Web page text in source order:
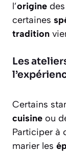
l’origine
certaines
tradition
Les
Certains
cuisine ou
Participer à
marier les